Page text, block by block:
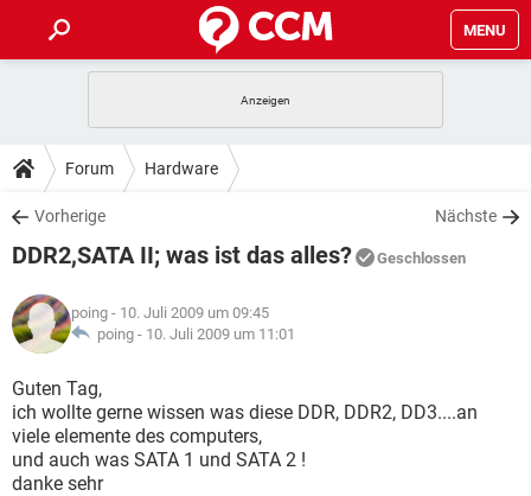
MENU
ANDROID
WINDOWS 10
WHATSAPP TIKTOK
FACEBOOK
TIPPS & TRICKS
SPIELE
WHATSAPP
FACEBOOK
DOWNLOADS
SPIELE STREAMING
ANDROID
WINDOWS 10 INSTAGRAM
WHATSAPP
FACEBOOK HARDWARE
FORUM
SPIELE
ANDROID
WINDOWS 10
WHATSAPP
FACEBOOK
LEXIKON
SPIELE
ANDROID IOS
WINDOWS 10 INSTAGRAM
Forum Hardware
Vorherige Nächste
DDR2,SATA II; was ist das alles? Geschlossen
poing - 10. Juli 2009 um 09:45
poing - 10. Juli 2009 um 11:01
Guten Tag,
ich wollte gerne wissen was diese DDR, DDR2, DD3....an
viele elemente des computers,
und auch was SATA 1 und SATA 2 !
danke sehr